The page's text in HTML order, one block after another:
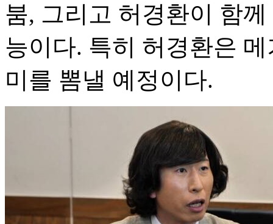
붐, 그리고 허경환이 함
능이다. 특히 허경환은
미를 뽐낼 예정이다.